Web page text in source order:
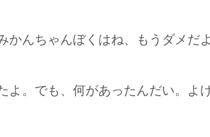
かんちゃんぼくはね、もうダメだ
よ。でも、何があったんだい。よ